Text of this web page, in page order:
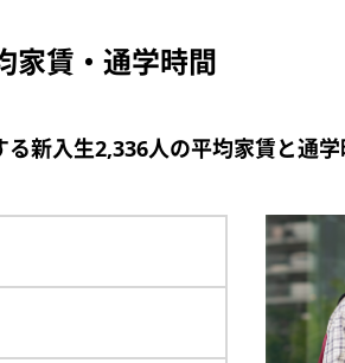
家賃・通学時間
新入生2,336人の平均家賃と通学